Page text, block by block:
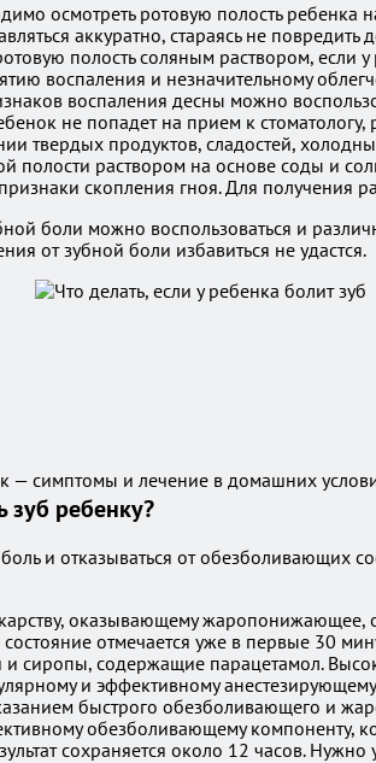
осмотреть ротовую полость
аккуратно, стараясь не
полость соляным раствором, если
воспаления и незначительному
воспаления десны можно
не попадет на прием к
твердых продуктов, сладостей,
полости раствором на основе соды и
скопления гноя. Для получения
боли можно воспользоваться и
от зубной боли избавиться не удастся.
— симптомы и лечение в домашних
зуб ребенку?
боль и отказываться от обезболивающих
оказывающему жаропонижающее,
отмечается уже в первые 30
и сиропы, содержащие парацетамол.
и эффективному
быстрого обезболивающего и
обезболивающему компоненту,
сохраняется около 12 часов.